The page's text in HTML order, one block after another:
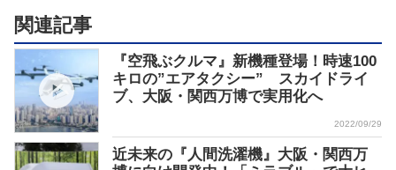
関連記事
『空飛ぶクルマ』新機種登場！時速100
キロの”エアタクシー” スカイドライ
ブ、大阪・関西万博で実用化へ
2022/09/29
近未来の『人間洗濯機』大阪・関西万